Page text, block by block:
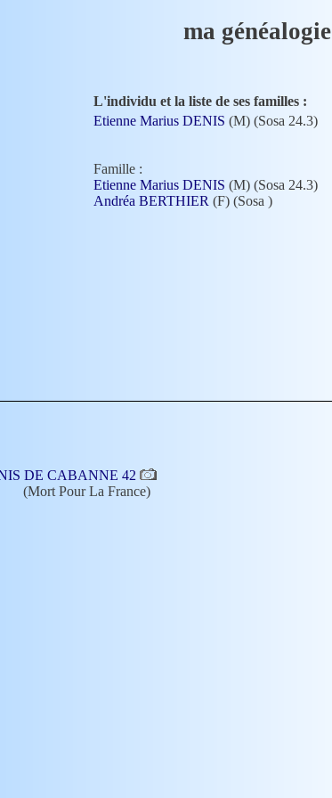
ma généalogie
L'individu et la liste de ses familles :
Etienne Marius DENIS (M) (Sosa 24.3)
Famille :
Etienne Marius DENIS (M) (Sosa 24.3)
Andréa BERTHIER (F) (Sosa )
DE CABANNE 42
(Mort Pour La France)